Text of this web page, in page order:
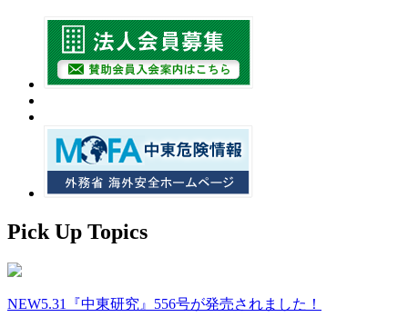
Pick Up Topics
NEW5.31『中東研究』556号が発売されました！